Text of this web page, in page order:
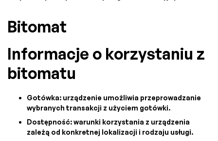
Bitomat
Informacje o korzystaniu z
bitomatu
Gotówka: urządzenie umożliwia przeprowadzanie
wybranych transakcji z użyciem gotówki.
Dostępność: warunki korzystania z urządzenia
zależą od konkretnej lokalizacji i rodzaju usługi.